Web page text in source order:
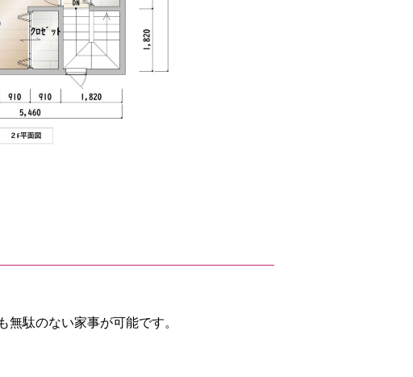
駄のない家事が可能です。